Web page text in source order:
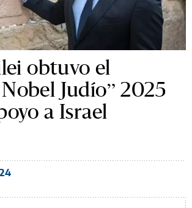
obtuvo el
Judío” 2025
a Israel